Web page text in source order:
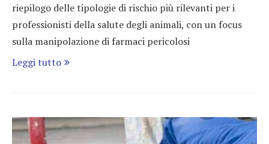
riepilogo delle tipologie di rischio più rilevanti per i
professionisti della salute degli animali, con un focus
sulla manipolazione di farmaci pericolosi
Leggi tutto